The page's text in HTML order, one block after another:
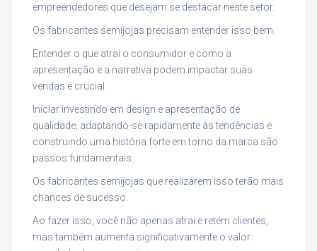
empreendedores que desejam se destacar neste setor.
Os fabricantes semijojas precisam entender isso bem.
Entender o que atrai o consumidor e como a
apresentação e a narrativa podem impactar suas
vendas é crucial.
Iniciar investindo em design e apresentação de
qualidade, adaptando-se rapidamente às tendências e
construindo uma história forte em torno da marca são
passos fundamentais.
Os fabricantes semijojas que realizarem isso terão mais
chances de sucesso.
Ao fazer isso, você não apenas atrai e retém clientes,
mas também aumenta significativamente o valor